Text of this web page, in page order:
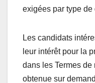
exigées par type de
Les candidats
leur intérêt pour la
dans les Termes
obtenue sur